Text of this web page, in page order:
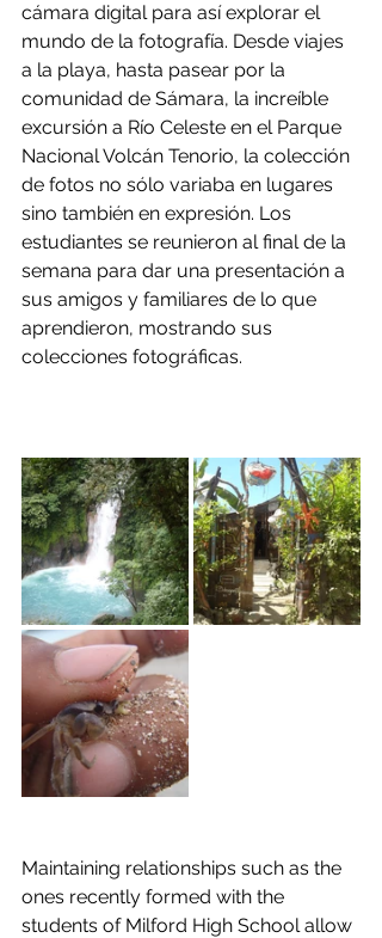
cámara digital para así explorar el
mundo de la fotografía. Desde viajes
a la playa, hasta pasear por la
comunidad de Sámara, la increíble
excursión a Río Celeste en el Parque
Nacional Volcán Tenorio, la colección
de fotos no sólo variaba en lugares
sino también en expresión. Los
estudiantes se reunieron al final de la
semana para dar una presentación a
sus amigos y familiares de lo que
aprendieron, mostrando sus
colecciones fotográficas.
Maintaining relationships such as the
ones recently formed with the
students of Milford High School allow